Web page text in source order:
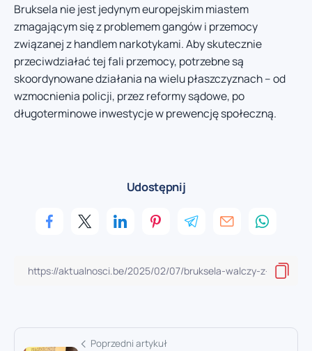
Bruksela nie jest jedynym europejskim miastem
zmagającym się z problemem gangów i przemocy
związanej z handlem narkotykami. Aby skutecznie
przeciwdziałać tej fali przemocy, potrzebne są
skoordynowane działania na wielu płaszczyznach – od
wzmocnienia policji, przez reformy sądowe, po
długoterminowe inwestycje w prewencję społeczną.
Udostępnij
Poprzedni artykuł